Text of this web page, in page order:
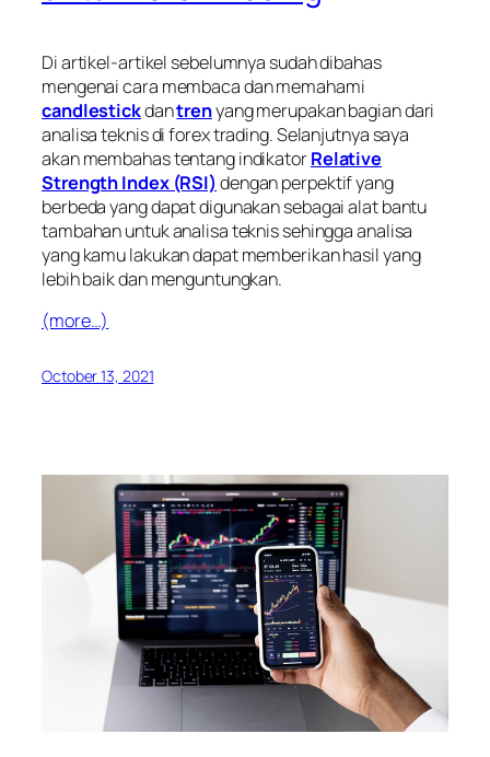
Di artikel-artikel sebelumnya sudah dibahas
mengenai cara membaca dan memahami
candlestickdantrenyang merupakan bagian dari
analisa teknis diforex trading. Selanjutnya saya
akan membahas tentang indikatorRelative
Strength Index (RSI) dengan perpektif yang
berbeda yang dapat digunakan sebagai alat bantu
tambahan untuk analisa teknis sehingga analisa
yang kamu lakukan dapat memberikan hasil yang
lebih baik dan menguntungkan.
(more…)
October 13, 2021